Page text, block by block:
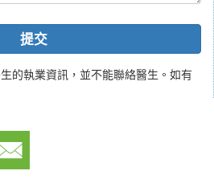
提交
的執業資訊，並不能聯絡醫生。如有